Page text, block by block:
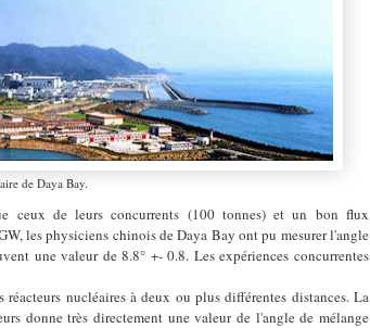
de Daya Bay.
ceux de leurs concurrents (100 tonnes) et un bon flux
les physiciens chinois de Daya Bay ont pu mesurer l'angle
une valeur de 8.8° +- 0.8. Les expériences concurrentes
nucléaires à deux ou plus différentes distances. La
donne très directement une valeur de l'angle de mélange